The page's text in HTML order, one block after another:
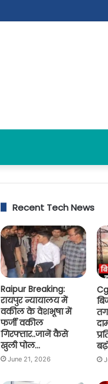
Recent Tech News
Raipur Breaking:
रायपुर न्यायालय में
वकील के वेशभूषा में
फर्जी वकील
गिरफ्तार..जानें कैसे
खुली पोल…
June 21, 2026